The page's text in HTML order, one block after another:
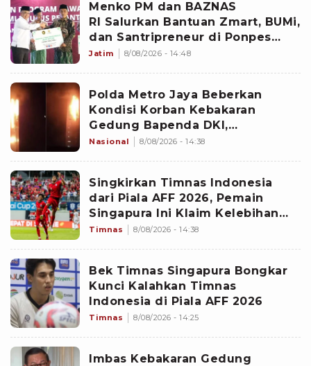
Menko PM dan BAZNAS
RI Salurkan Bantuan Zmart, BUMi,
dan Santripreneur di Ponpes
Gresik
Jatim 8/08/2026 - 14:48
Polda Metro Jaya Beberkan
Kondisi Korban Kebakaran
Gedung Bapenda DKI,
Penyelidikan Masih Dilakukan
Nasional 8/08/2026 - 14:38
Singkirkan Timnas Indonesia
dari Piala AFF 2026, Pemain
Singapura Ini Klaim Kelebihan
The Lions yang Buat Garuda
Timnas 8/08/2026 - 14:38
Bek Timnas Singapura Bongkar
Kunci Kalahkan Timnas
Indonesia di Piala AFF 2026
Timnas 8/08/2026 - 14:25
Imbas Kebakaran Gedung